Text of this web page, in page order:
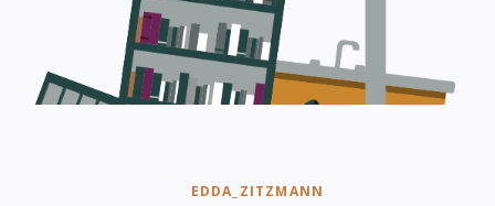
EDDA_ZITZMANN